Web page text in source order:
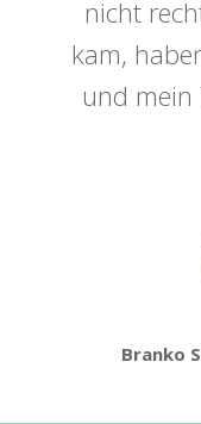
nicht
kam,
und mein
Branko